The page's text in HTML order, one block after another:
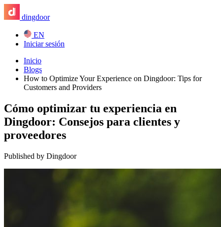
dingdoor
EN
Iniciar sesión
Inicio
Blogs
How to Optimize Your Experience on Dingdoor: Tips for
Customers and Providers
Cómo optimizar tu experiencia en
Dingdoor: Consejos para clientes y
proveedores
Published by Dingdoor